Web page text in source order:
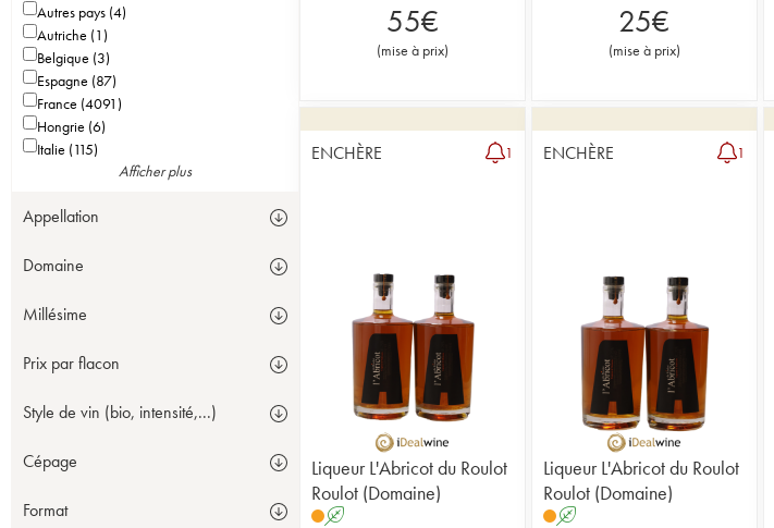
Autres pays (4)
Autriche (1)
Belgique (3)
Espagne (87)
France (4091)
Hongrie (6)
Italie (115)
Afficher plus
Appellation
Domaine
Millésime
Prix par flacon
Style de vin (bio, intensité,...)
Cépage
Format
55€
(mise à prix)
25€
(mise à prix)
ENCHÈRE 1
Liqueur L'Abricot du Roulot
Roulot (Domaine)
A
ENCHÈRE 1
Liqueur L'Abricot du Roulot
Roulot (Domaine)
A